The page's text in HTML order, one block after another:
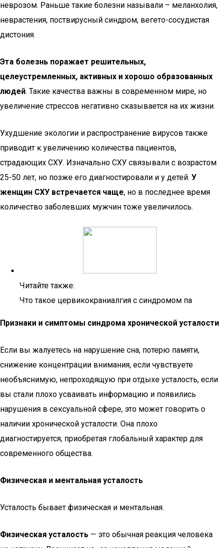
неврозом. Раньше такие болезни называли – меланхолия,
неврастения, поствирусный синдром, вегето-сосудистая
дистония.
Эта болезнь поражает решительных,
целеустремленных, активных и хорошо образованных
людей. Такие качества важны в современном мире, но
увеличение стрессов негативно сказывается на их жизни.
Ухудшение экологии и распространение вирусов также
приводит к увеличению количества пациентов,
страдающих СХУ. Изначально СХУ связывали с возрастом
25-50 лет, но позже его диагностировали и у детей. У
женщин СХУ встречается чаще, но в последнее время
количество заболевших мужчин тоже увеличилось.
Читайте также:
Что такое цервикокраниалгия с синдромом па
Признаки и симптомы синдрома хронической усталости
Если вы жалуетесь на нарушение сна, потерю памяти,
снижение концентрации внимания, если чувствуете
необъяснимую, непроходящую при отдыхе усталость, если
вы стали плохо усваивать информацию и появились
нарушения в сексуальной сфере, это может говорить о
наличии хронической усталости. Она плохо
диагностируется, приобретая глобальный характер для
современного общества.
Физическая и ментальная усталость
Усталость бывает физическая и ментальная.
Физическая усталость — это обычная реакция человека